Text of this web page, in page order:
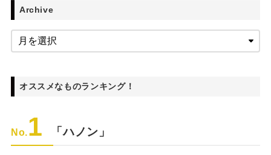
Archive
オススメなものランキング！
No.1 「ハノン」